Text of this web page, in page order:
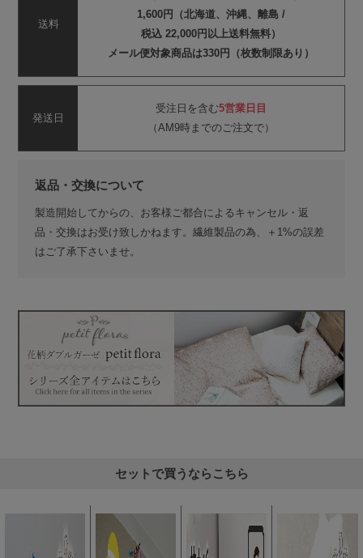
送料
1,600円（北海道、沖縄、離島 /
税込 22,000円以上送料無料）
メール便対象商品は330円（枚数制限あり）
発送日
受注日を含む5営業日目
（AM9時までのご注文で）
返品・交換について
製造開始してからの、お客様ご都合によるキャンセル・返
品・交換はお受け致しかねます。繊維製品の為、＋1%の誤差
はご了承下さいませ。
セットで買うならこちら